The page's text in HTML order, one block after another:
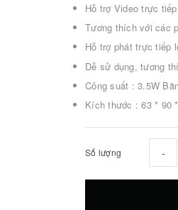
Hỗ trợ Video trực
Tương thích với các
Hỗ trợ phát trực tiếp
Dễ sử dụng, tương
Công suất : 3.5W
Kích thước : 63 * 90
Số lượng -